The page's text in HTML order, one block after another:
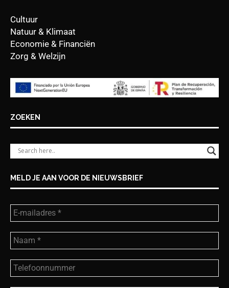
Cultuur
Natuur & Klimaat
Economie & Financiën
Zorg & Welzijn
ZOEKEN
MELD JE AAN VOOR DE NIEUWSBRIEF